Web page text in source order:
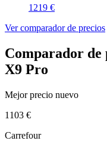
1219 €
Ver comparador de precios
Comparador de
X9 Pro
Mejor precio nuevo
1103 €
Carrefour